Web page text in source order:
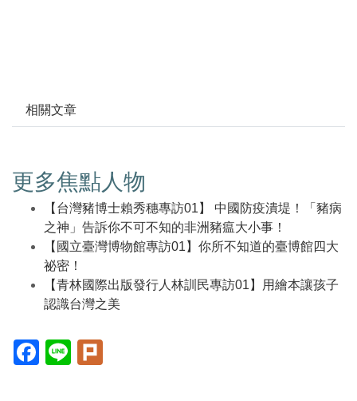
相關文章
更多焦點人物
【台灣豬博士賴秀穗專訪01】 中國防疫潰堤！「豬病
之神」告訴你不可不知的非洲豬瘟大小事！
【國立臺灣博物館專訪01】你所不知道的臺博館四大
祕密！
【青林國際出版發行人林訓民專訪01】用繪本讓孩子
認識台灣之美
Facebook(另
開
Line(另
開